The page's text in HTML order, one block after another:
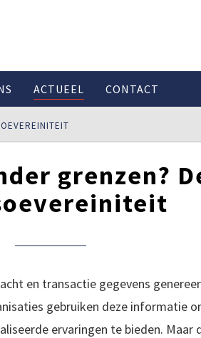
ACTUEEL CONTACT
grenzen?
en transactie gegevens
gebruiken deze informatie
ervaringen te bieden. Maar